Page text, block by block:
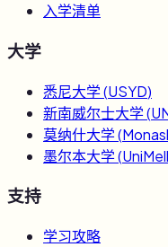
入学清单
大学
悉尼大学(USYD)
新南威尔士大学(
莫纳什大学(
墨尔本大学(
支持
学习攻略